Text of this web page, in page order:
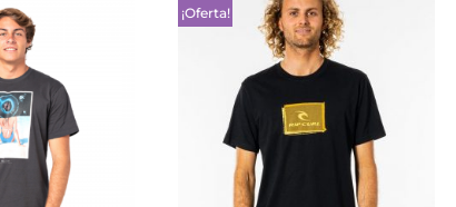
¡Oferta!